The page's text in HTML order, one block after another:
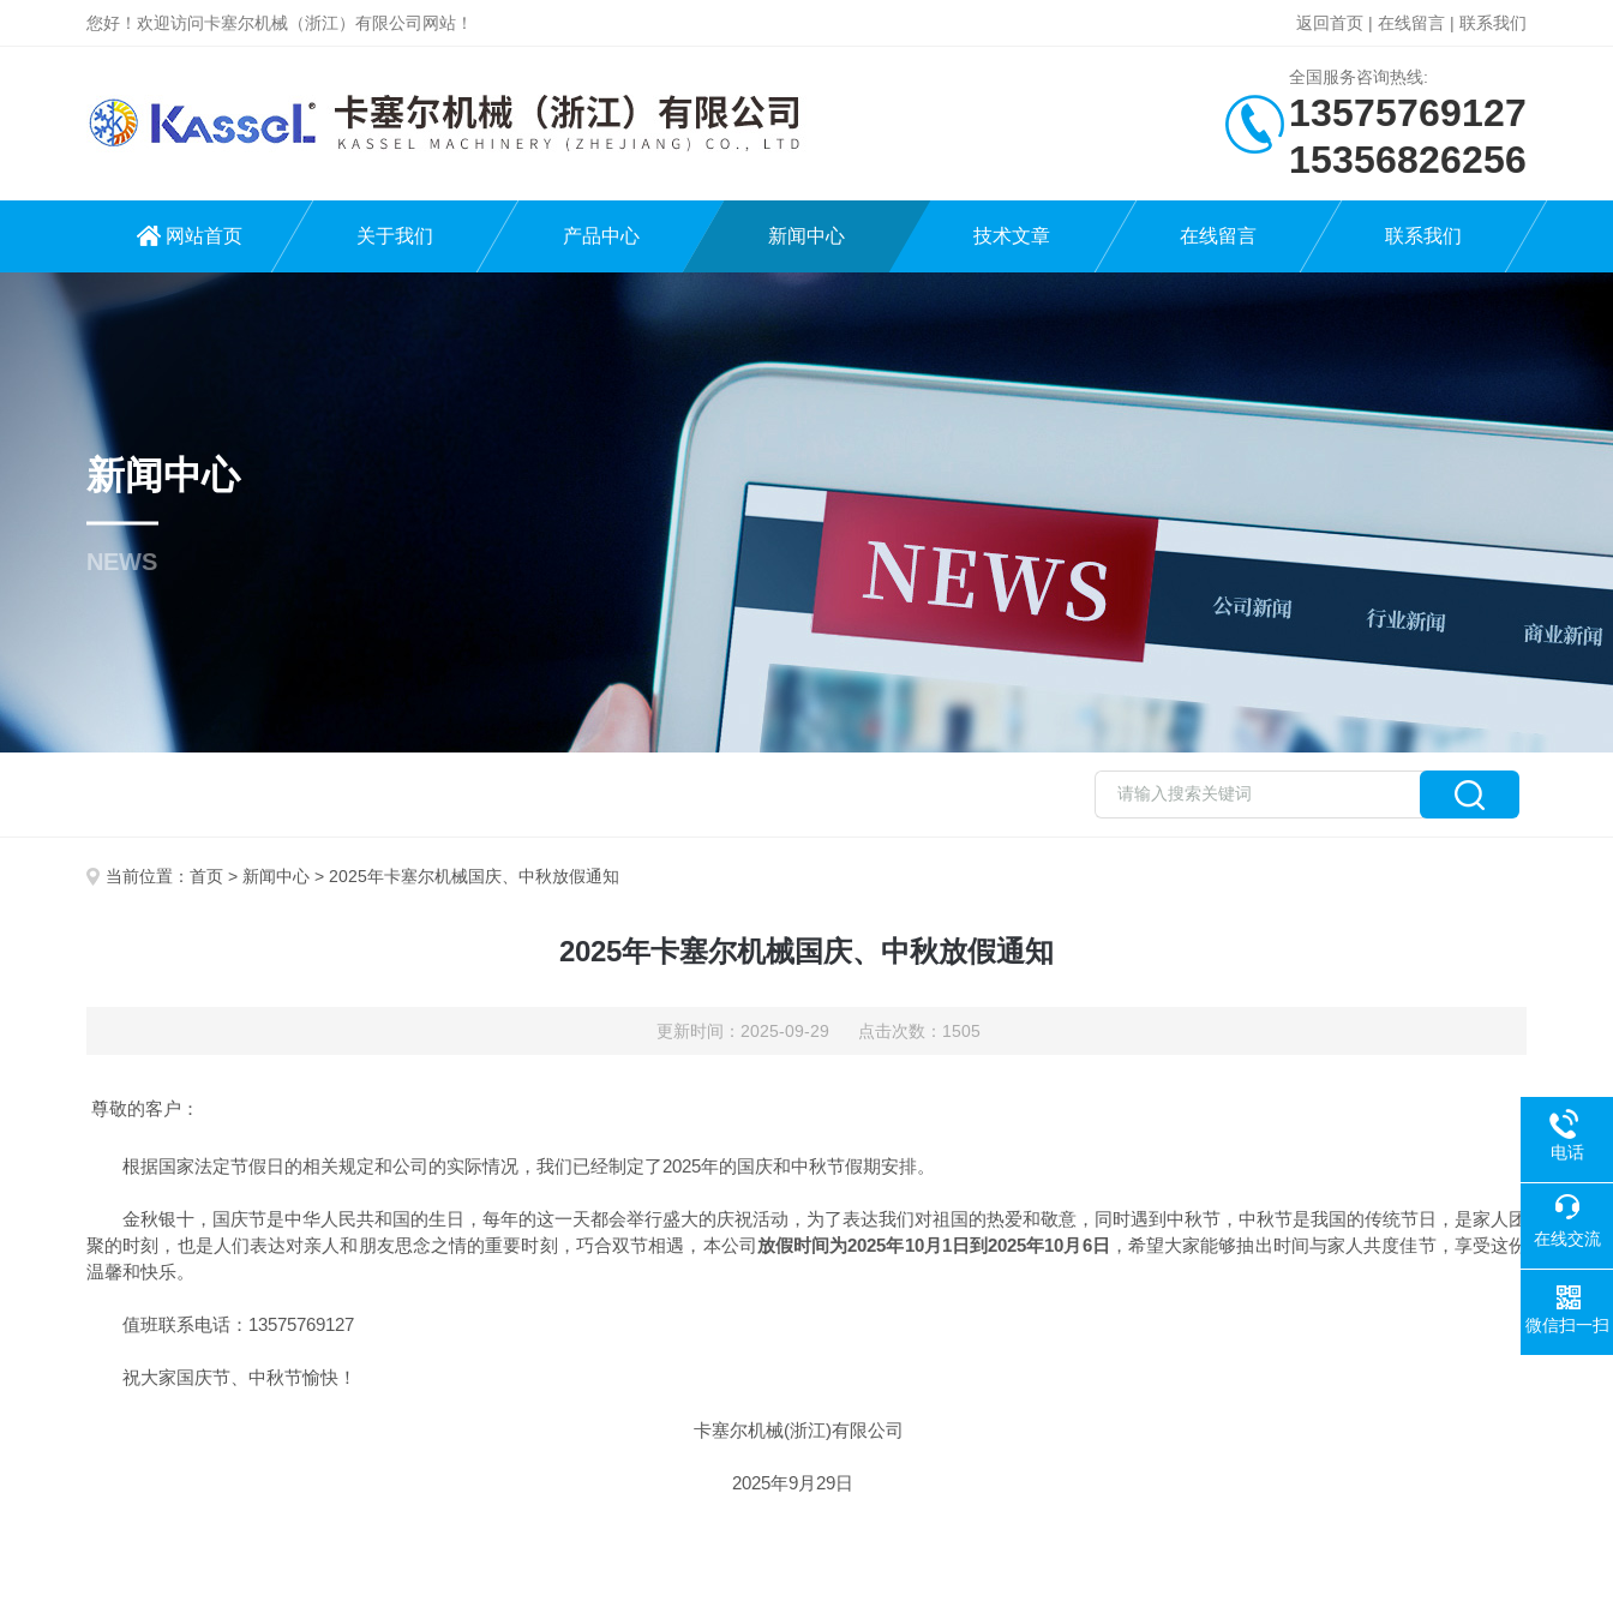
您好！欢迎访问卡塞尔机械（浙江）有限公司网站！ 返回首页 | 在线留言 | 联系我们
全国服务咨询热线:
13575769127
15356826256
网站首页 关于我们 产品中心 新闻中心 技术文章 在线留言 联系我们
新闻中心
NEWS
当前位置： 首页 > 新闻中心 > 2025年卡塞尔机械国庆、中秋放假通知
2025年卡塞尔机械国庆、中秋放假通知
更新时间：2025-09-29 点击次数：1505
尊敬的客户：
根据国家法定节假日的相关规定和公司的实际情况，我们已经制定了2025年的国庆和中秋节假期安排。
金秋银十，国庆节是中华人民共和国的生日，每年的这一天都会举行盛大的庆祝活动，为了表达我们对祖国的热爱和敬意，同时遇到中秋节，中秋节是我国的传统节日，是家人团
聚的时刻，也是人们表达对亲人和朋友思念之情的重要时刻，巧合双节相遇，本公司放假时间为2025年10月1日到2025年10月6日 ，希望大家能够抽出时间与家人共度佳节，享受这份
温馨和快乐。
值班联系电话：13575769127
祝大家国庆节、中秋节愉快！
卡塞尔机械(浙江)有限公司
2025年9月29日
电话
在线交流
微信扫一扫